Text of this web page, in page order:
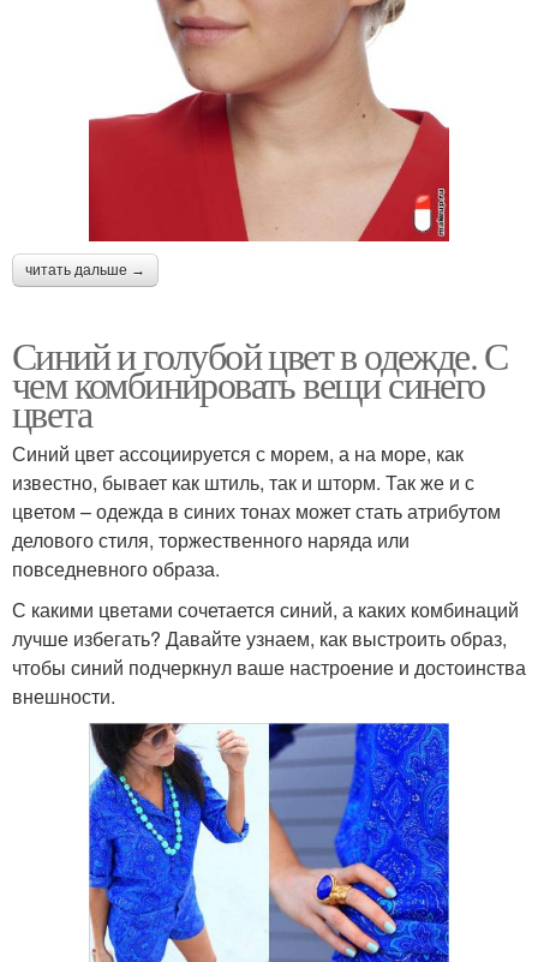
читать дальше →
Синий и голубой цвет в одежде. С
чем комбинировать вещи синего
цвета
Синий цвет ассоциируется с морем, а на море, как
известно, бывает как штиль, так и шторм. Так же и с
цветом – одежда в синих тонах может стать атрибутом
делового стиля, торжественного наряда или
повседневного образа.
С какими цветами сочетается синий, а каких комбинаций
лучше избегать? Давайте узнаем, как выстроить образ,
чтобы синий подчеркнул ваше настроение и достоинства
внешности.